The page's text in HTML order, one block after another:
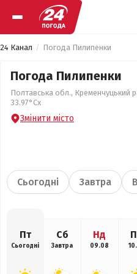
24 Канал Погода Пилипенки
Погода Пилипенки
Полтавська обл., Кременчуцький
33.97°Сх
Змінити місто
Сьогодні Завтра
Пт
Сьогодні
Сб
Завтра
Нд
09.08